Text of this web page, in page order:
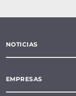
NOTICIAS
EMPRESAS